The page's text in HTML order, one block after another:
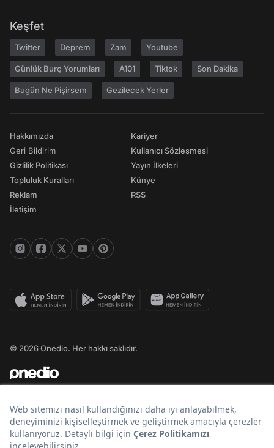
Keşfet
Twitter Deprem Zam Youtube
Günlük Burç Yorumları A101 Tiktok Son Dakika
Bugün Ne Pişirsem Gezilecek Yerler
Hakkımızda
Geri Bildirim
Gizlilik Politikası
Topluluk Kuralları
Reklam
İletişim
Kariyer
Kullanıcı Sözleşmesi
Yayın İlkeleri
Künye
RSS
© 2026 Onedio. Her hakkı saklıdır.
Bir markasıdır.